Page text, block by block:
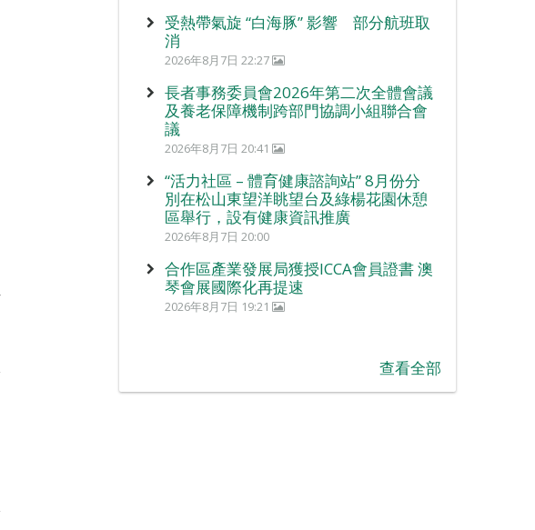
受熱帶氣旋 “白海豚” 影響 部分航班取
消
2026年8月7日 22:27
長者事務委員會2026年第二次全體會議
及養老保障機制跨部門協調小組聯合會
議
2026年8月7日 20:41
“活力社區 – 體育健康諮詢站” 8月份分
別在松山東望洋眺望台及綠楊花園休憩
區舉行，設有健康資訊推廣
2026年8月7日 20:00
合作區產業發展局獲授ICCA會員證書 澳
琴會展國際化再提速
2026年8月7日 19:21
查看全部